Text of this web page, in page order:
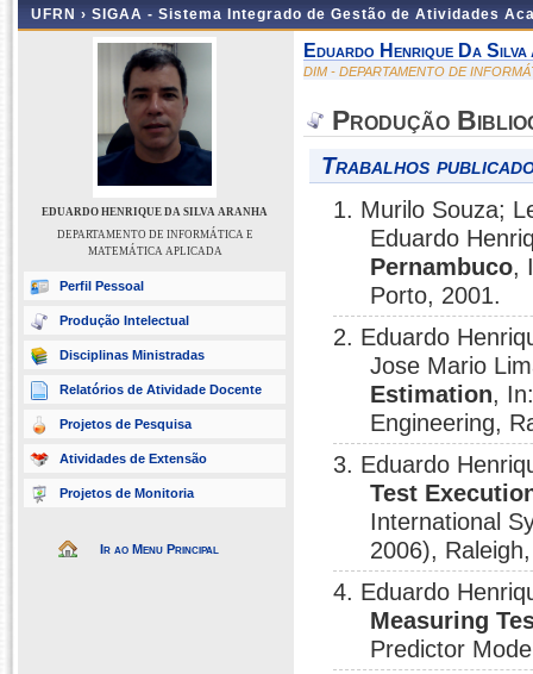
UFRN › SIGAA - Sistema Integrado de Gestão de Atividades
EDUARDO HENRIQUE DA SILVA ARANHA
DEPARTAMENTO DE INFORMÁTICA E
MATEMÁTICA APLICADA
Perfil Pessoal
Produção Intelectual
Disciplinas Ministradas
Relatórios de Atividade Docente
Projetos de Pesquisa
Atividades de Extensão
Projetos de Monitoria
Ir ao Menu Principal
Eduardo Henrique Da Silva
DIM - DEPARTAMENTO DE
Produção
Trabalhos
1. Murilo Souza;
Eduardo
Pernambuco,
Porto, 2001.
2. Eduardo
Jose Mario
Estimation,
Engineering,
3. Eduardo
Test
International
2006),
4. Eduardo
Measuring
Predictor